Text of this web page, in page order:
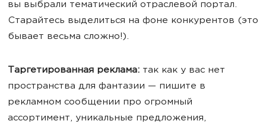
вы выбрали тематический отраслевой портал.
Старайтесь выделиться на фоне конкурентов (это
бывает весьма сложно!).
Таргетированная реклама: так как у вас нет
пространства для фантазии — пишите в
рекламном сообщении про огромный
ассортимент, уникальные предложения,